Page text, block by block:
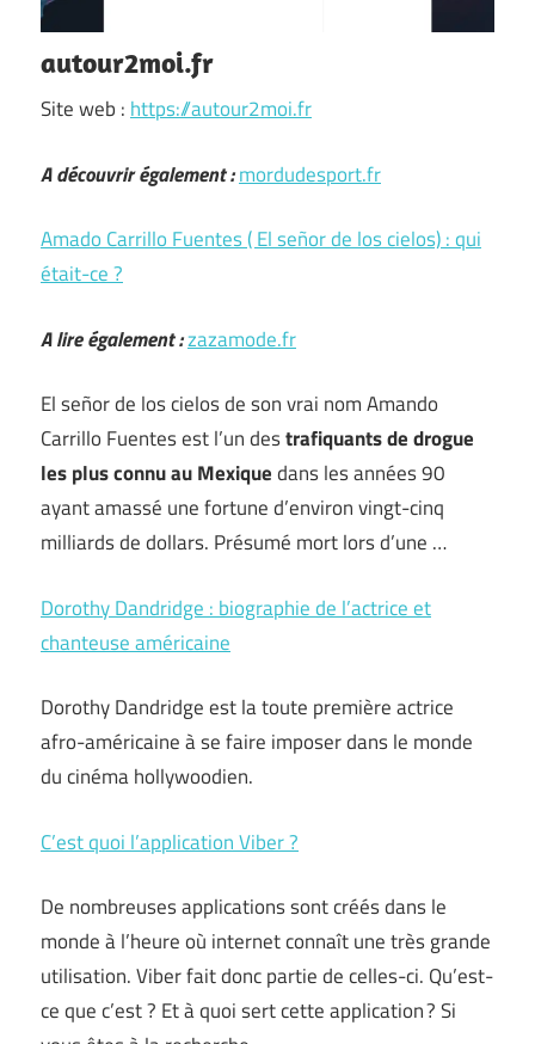
autour2moi.fr
Site web : https://autour2moi.fr
A découvrir également :mordudesport.fr
Amado Carrillo Fuentes ( El señor de los cielos) : qui
était-ce ?
A lire également :zazamode.fr
El señor de los cielos de son vrai nom Amando
Carrillo Fuentes est l’un destrafiquants de drogue
les plus connu au Mexiquedans les années 90
ayant amassé une fortune d’environ vingt-cinq
milliards de dollars. Présumé mort lors d’une …
Dorothy Dandridge : biographie de l’actrice et
chanteuse américaine
Dorothy Dandridge est la toute première actrice
afro-américaine à se faire imposer dans le monde
du cinéma hollywoodien.
C’est quoi l’application Viber ?
De nombreuses applications sont créés dans le
monde à l’heure où internet connaît une très grande
utilisation. Viber fait donc partie de celles-ci. Qu’est-
ce que c’est ? Et à quoi sert cette application ? Si